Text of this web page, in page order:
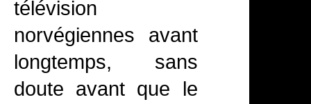
télévision
norvégiennes avant
longtemps, sans
doute avant que le